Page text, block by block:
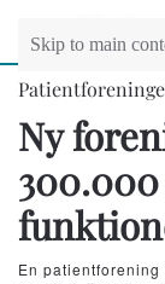
Skip to main
Ny
En